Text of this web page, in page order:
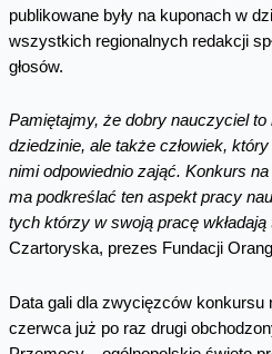
publikowane były na kuponach w
wszystkich regionalnych redakcji
głosów.
Pamiętajmy, że dobry nauczyciel
dziedzinie, ale także człowiek,
nimi odpowiednio zająć. Konkurs
ma podkreślać ten aspekt pracy
tych którzy w swoją pracę
Czartoryska, prezes Fundacji
Data gali dla zwycięzców konkursu
czerwca już po raz drugi